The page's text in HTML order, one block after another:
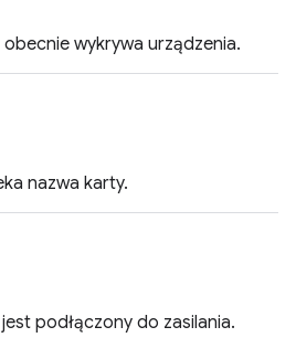
wykrywa urządzenia.
nazwa karty.
podłączony do zasilania.